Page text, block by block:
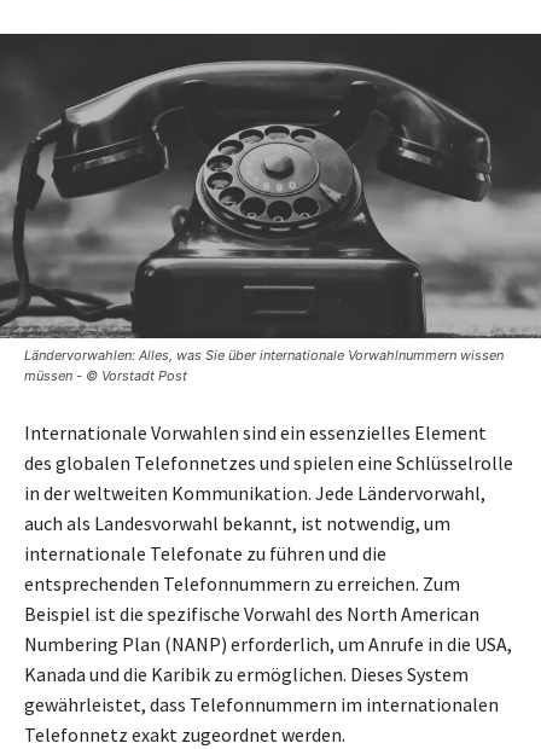
Ländervorwahlen: Alles, was Sie über internationale Vorwahlnummern wissen
müssen - © Vorstadt Post
Internationale Vorwahlen sind ein essenzielles Element
des globalen Telefonnetzes und spielen eine Schlüsselrolle
in der weltweiten Kommunikation. Jede Ländervorwahl,
auch als Landesvorwahl bekannt, ist notwendig, um
internationale Telefonate zu führen und die
entsprechenden Telefonnummern zu erreichen. Zum
Beispiel ist die spezifische Vorwahl des North American
Numbering Plan (NANP) erforderlich, um Anrufe in die USA,
Kanada und die Karibik zu ermöglichen. Dieses System
gewährleistet, dass Telefonnummern im internationalen
Telefonnetz exakt zugeordnet werden.